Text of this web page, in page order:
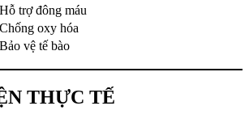
Hỗ trợ đông máu
Chống oxy hóa
Bảo vệ tế bào
THỰC TẾ